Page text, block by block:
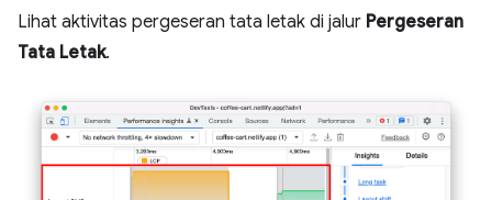
Lihat aktivitas pergeseran tata letak di jalur Pergeseran
Tata Letak.